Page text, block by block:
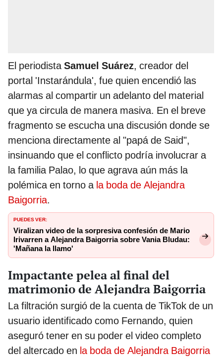
El periodistaSamuel Suárez, creador del
portal 'Instarándula', fue quien encendió las
alarmas al compartir un adelanto del material
que ya circula de manera masiva. En el breve
fragmento se escucha una discusión donde se
menciona directamente al "papá de Said",
insinuando que el conflicto podría involucrar a
la familia Palao, lo que agrava aún más la
polémica en torno a la boda de Alejandra
Baigorria.
PUEDES VER:
Viralizan video de la sorpresiva confesión de Mario
Irivarren a Alejandra Baigorria sobre Vania Bludau:
'Mañana la llamo'
Impactante pelea al final del
matrimonio de Alejandra Baigorria
La filtración surgió de la cuenta de TikTok de un
usuario identificado como Fernando, quien
aseguró tener en su poder el video completo
del altercado en la boda de Alejandra Baigorria